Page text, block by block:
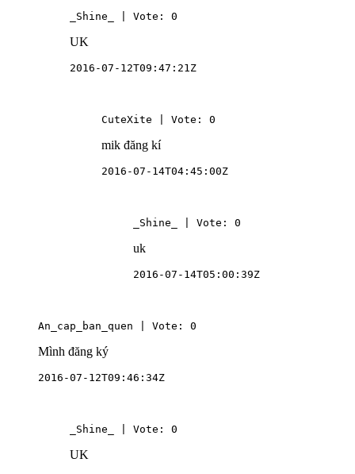
_Shine_ | Vote: 0
UK
2016-07-12T09:47:21Z
CuteXite | Vote: 0
mik đăng kí
2016-07-14T04:45:00Z
_Shine_ | Vote: 0
uk
2016-07-14T05:00:39Z
An_cap_ban_quen | Vote: 0
Mình đăng ký
2016-07-12T09:46:34Z
_Shine_ | Vote: 0
UK